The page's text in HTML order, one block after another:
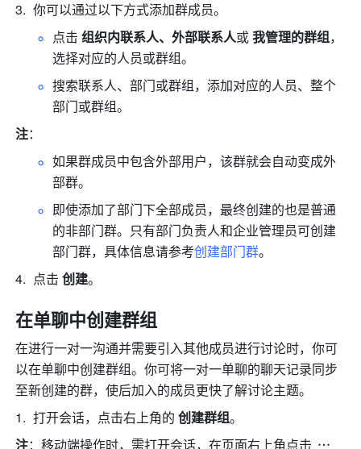
你可以通过以下方式添加群成员。
点击 组织内联系人、外部联系人或 我管理的群组，
选择对应的人员或群组。
搜索联系人、部门或群组，添加对应的人员、整个
部门或群组。
注：
如果群成员中包含外部用户，该群就会自动变成外
部群。
即使添加了部门下全部成员，最终创建的也是普通
的非部门群。只有部门负责人和企业管理员可创建
部门群，具体信息请参考创建部门群。
点击 创建。
在单聊中创建群组
在进行一对一沟通并需要引入其他成员进行讨论时，你可
以在单聊中创建群组。你可将一对一单聊的聊天记录同步
至新创建的群，使后加入的成员更快了解讨论主题。
打开会话，点击右上角的 创建群组。
注：移动端操作时，需打开会话，在页面右上角点击